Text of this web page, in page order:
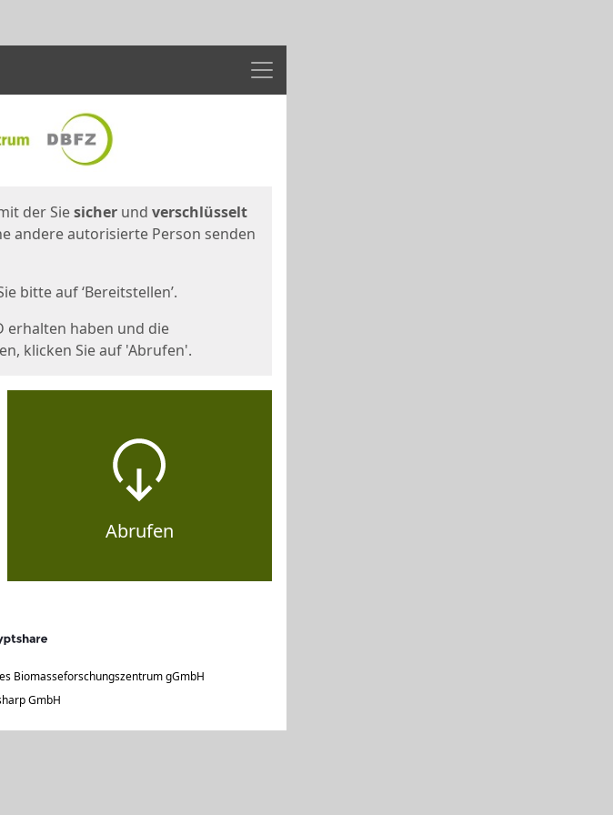
Menü
der Siesicher und verschlüsselt
andere autorisierte Person senden
bitte auf ‘Bereitstellen’.
erhalten haben und die
klicken Sie auf 'Abrufen'.
Abrufen
Biomasseforschungszentrum gGmbH
GmbH